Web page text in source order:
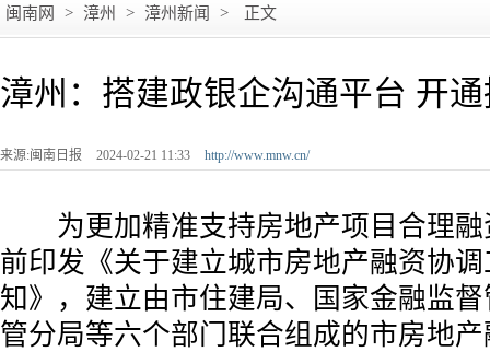
闽南网 > 漳州 > 漳州新闻 > 正文
漳州：搭建政银企沟通平台 开
来源:闽南日报 2024-02-21 11:33 http://www.mnw.cn/
为更加精准支持房地产项目合理融
前印发《关于建立城市房地产融资协
知》，建立由市住建局、国家金融监
管分局等六个部门联合组成的市房地